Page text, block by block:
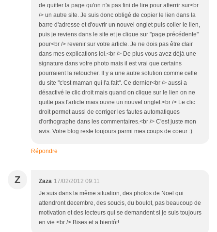
de quitter la page qu'on n'a pas fini de lire pour atterrir sur<br
/> un autre site. Je suis donc obligé de copier le lien dans la
barre d'adresse et d'ouvrir un nouvel onglet puis coller le lien,
puis je reviens dans le site et je clique sur "page précédente"
pour<br /> revenir sur votre article. Je ne dois pas être clair
dans mes explications lol.<br /> De plus vous avez déjà une
signature dans votre photo mais il est vrai que certains
pourraient la retoucher. Il y a une autre solution comme celle
du site "c'est maman qui l'a fait". Ce dernier<br /> aussi a
désactivé le clic droit mais quand on clique sur le lien on ne
quitte pas l'article mais ouvre un nouvel onglet.<br /> Le clic
droit permet aussi de corriger les fautes automatiques
d'orthographe dans les commentaires.<br /> C'est juste mon
avis. Votre blog reste toujours parmi mes coups de coeur :)
Répondre
Z Zaza 17/02/2012 09:11
Je suis dans la même situation, des photos de Noel qui
attendront decembre, des soucis, du boulot, pas beaucoup de
motivation et des lecteurs qui se demandent si je suis toujours
en vie.<br /> Bises et a bientôt!